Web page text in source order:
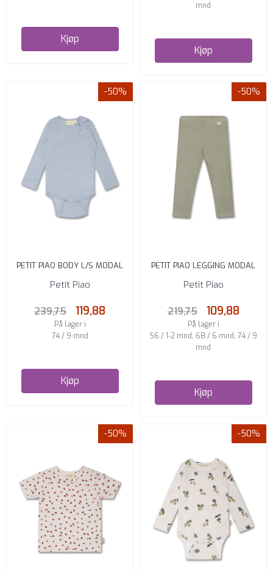
Kjøp
mnd
Kjøp
-50%
PETIT PIAO BODY L/S MODAL
SPRING BLUE
Petit Piao
239,75 119,88
På lager i
74 / 9 mnd
Kjøp
-50%
PETIT PIAO LEGGING MODAL
GREEN SHADOW
Petit Piao
219,75 109,88
På lager i
56 / 1-2 mnd, 68 / 6 mnd, 74 / 9
mnd
Kjøp
-50% -50%